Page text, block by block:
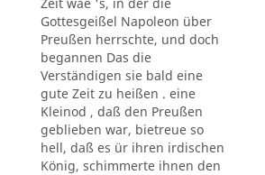
Zeit wae 's, in der die
Gottesgeißel Napoleon über
Preußen herrschte, und doch
begannen Das die
Verständigen sie bald eine
gute Zeit zu heißen . eine
Kleinod , daß den Preußen
geblieben war, bietreue so
hell, daß es ür ihren irdischen
König, schimmerte ihnen den